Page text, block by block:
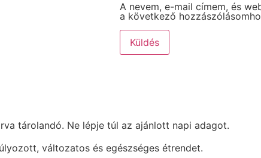
A nevem, e-mail címem, és
a következő
tárolandó. Ne lépje túl az ajánlott napi adagot.
változatos és egészséges étrendet.